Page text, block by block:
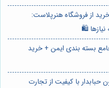
از فروشگاه هنرپلاست:
نیازها 🛍️
بسته بندی ایمن + خرید
حبابدار با کیفیت از تجارت